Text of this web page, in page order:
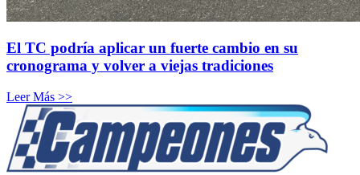
El TC podría aplicar un fuerte cambio en su
cronograma y volver a viejas tradiciones
Leer Más >>